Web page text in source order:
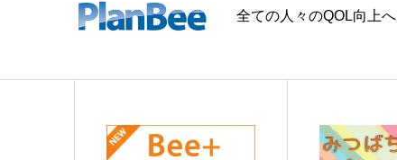
全ての人々のQOL向上へ